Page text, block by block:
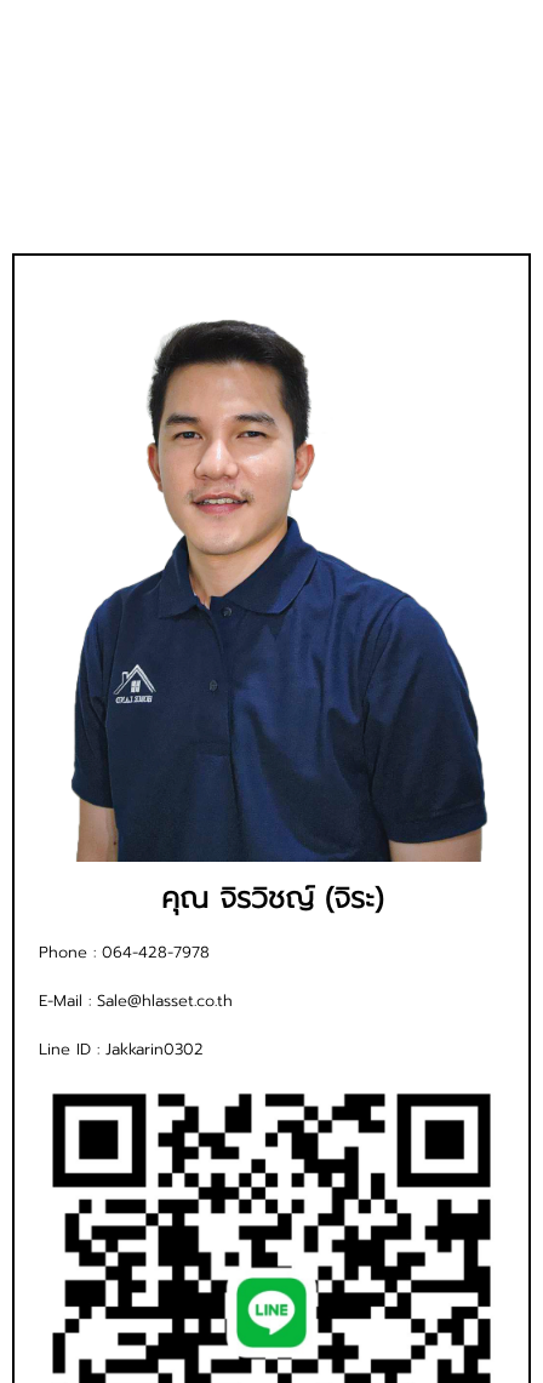
คุณ จิรวิชญ์ (จิระ)
Phone : 064-428-7978
E-Mail : Sale@hlasset.co.th
Line ID : Jakkarin0302